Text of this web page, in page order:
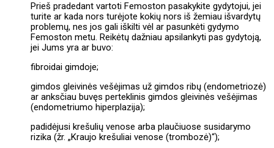
Prieš pradedant vartoti Femoston pasakykite gydytojui, jei
turite ar kada nors turėjote kokių nors iš žemiau išvardytų
problemų, nes jos gali iškilti vėl ar pasunkėti gydymo
Femoston metu. Reikėtų dažniau apsilankyti pas gydytoją,
jei Jums yra ar buvo:
fibroidai gimdoje;
gimdos gleivinės vešėjimas už gimdos ribų (endometriozė)
ar anksčiau buvęs perteklinis gimdos gleivinės vešėjimas
(endometriumo hiperplazija);
padidėjusi krešulių venose arba plaučiuose susidarymo
rizika (žr. „Kraujo krešuliai venose (trombozė)“);